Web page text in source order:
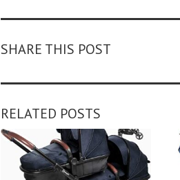
SHARE THIS POST
RELATED POSTS